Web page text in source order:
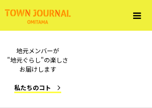
地元メンバーが
"地元ぐらし"の楽しさ
お届けします
私たちのコト